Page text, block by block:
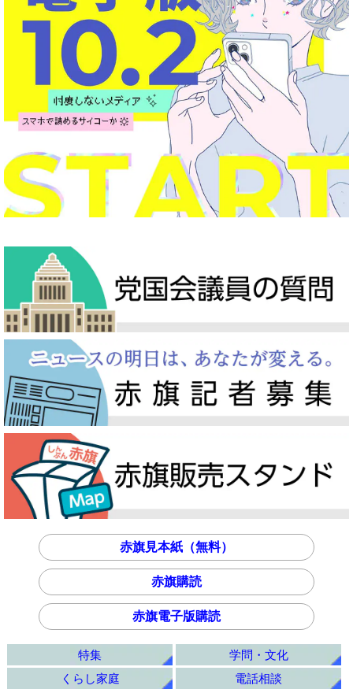
赤旗見本紙（無料）
赤旗購読
赤旗電子版購読
特集
学問・文化
くらし家庭
電話相談